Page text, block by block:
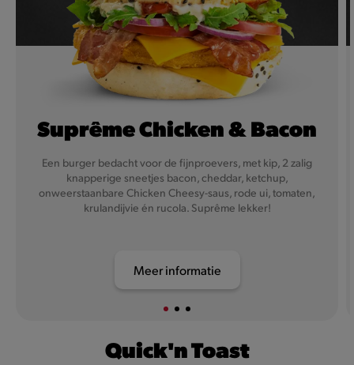
Suprême Chicken & Bacon
Een burger bedacht voor de fijnproevers, met kip, 2 zalig
knapperige sneetjes bacon, cheddar, ketchup,
onweerstaanbare Chicken Cheesy-saus, rode ui, tomaten,
krulandijvie én rucola. Suprême lekker!
Meer informatie
Quick'n Toast